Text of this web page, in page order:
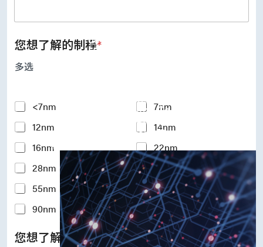
UniPro Controller 2.0 (host /
device)
UniPro Controller 1.8 (host /
IP Integration Service
USB PHY and Controller
MIPI C/D PHY and Controller
PCIe PHY and Controller
解决方案
您想了解的制程*
多选
Y
o
u
r
I
n
t
e
r
e
s
t
e
<7nm
7nm
12nm
14nm
16nm
22nm
28nm
40nm
55nm
65nm
90nm
110-180nm
您想了解的硅智财IP*